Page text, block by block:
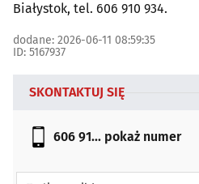
Białystok, tel. 606 910 934.
dodane: 2026-06-11 08:59:35
ID: 5167937
SKONTAKTUJ SIĘ
606 91... pokaż numer
Twój e-mail *